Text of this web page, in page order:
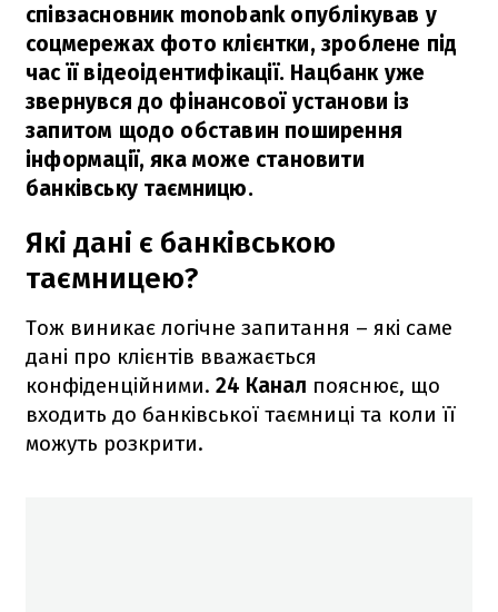
співзасновник monobank опублікував у
соцмережах фото клієнтки, зроблене під
час її відеоідентифікації. Нацбанк уже
звернувся до фінансової установи із
запитом щодо обставин поширення
інформації, яка може становити
банківську таємницю.
Які дані є банківською
таємницею?
Тож виникає логічне запитання – які саме
дані про клієнтів вважається
конфіденційними. 24 Канал пояснює, що
входить до банківської таємниці та коли її
можуть розкрити.